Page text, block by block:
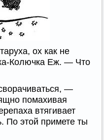
ох как не
Колючка Еж. — Что
—
помахивая
втягивает
По этой примете ты